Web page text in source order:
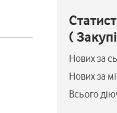
(
Нових за
Нових за
Всього